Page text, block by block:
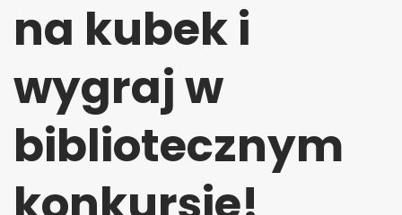
na kubek i
wygraj w
bibliotecznym